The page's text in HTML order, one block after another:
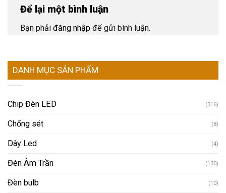
Để lại một bình luận
Bạn phải đăng nhập để gửi bình luận.
DANH MỤC SẢN PHẨM
Chip Đèn LED (316)
Chống sét (8)
Dây Led (4)
Đèn Âm Trần (130)
Đèn bulb (10)